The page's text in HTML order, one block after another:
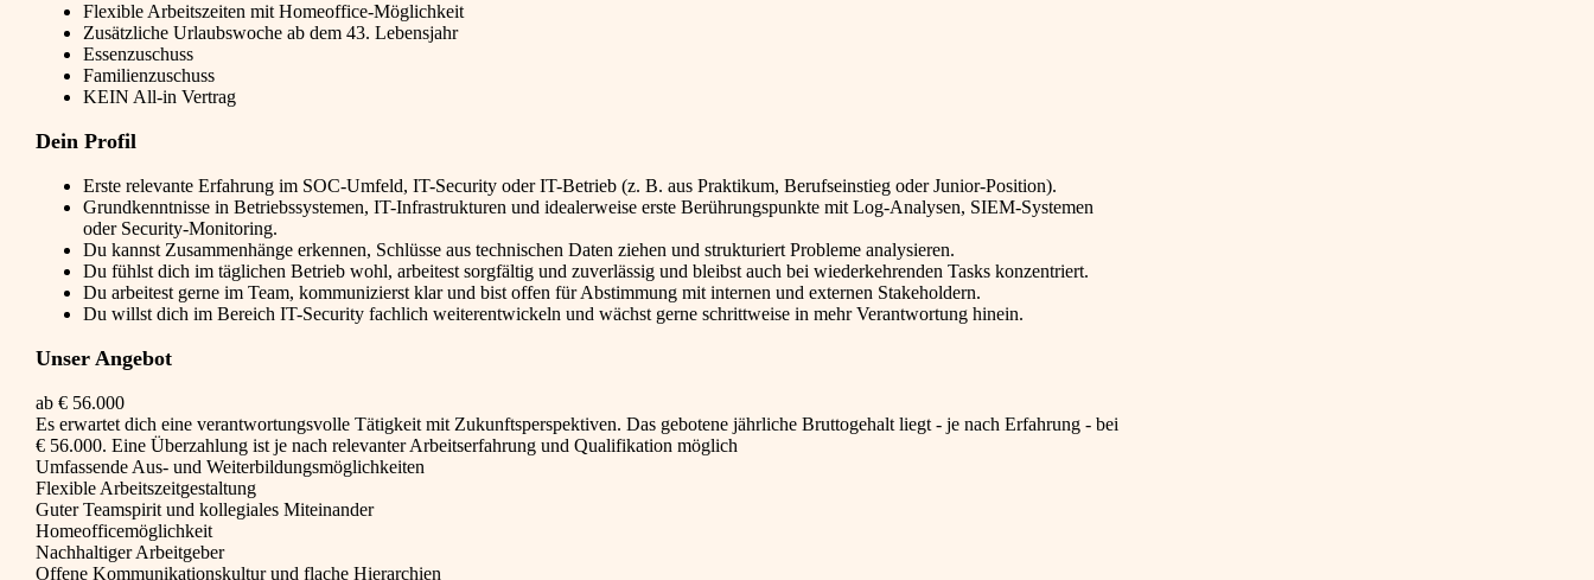
Flexible Arbeitszeiten mit Homeoffice-Möglichkeit
Zusätzliche Urlaubswoche ab dem 43. Lebensjahr
Essenzuschuss
Familienzuschuss
KEIN All-in Vertrag
Dein Profil
Erste relevante Erfahrung im SOC-Umfeld, IT-Security oder IT-Betrieb (z. B. aus Praktikum, Berufseinstieg oder Junior-Position).
Grundkenntnisse in Betriebssystemen, IT-Infrastrukturen und idealerweise erste Berührungspunkte mit Log-Analysen, SIEM-Systemen
oder Security-Monitoring.
Du kannst Zusammenhänge erkennen, Schlüsse aus technischen Daten ziehen und strukturiert Probleme analysieren.
Du fühlst dich im täglichen Betrieb wohl, arbeitest sorgfältig und zuverlässig und bleibst auch bei wiederkehrenden Tasks konzentriert.
Du arbeitest gerne im Team, kommunizierst klar und bist offen für Abstimmung mit internen und externen Stakeholdern.
Du willst dich im Bereich IT-Security fachlich weiterentwickeln und wächst gerne schrittweise in mehr Verantwortung hinein.
Unser Angebot
ab € 56.000
Es erwartet dich eine verantwortungsvolle Tätigkeit mit Zukunftsperspektiven. Das gebotene jährliche Bruttogehalt liegt - je nach Erfahrung - bei
€ 56.000. Eine Überzahlung ist je nach relevanter Arbeitserfahrung und Qualifikation möglich
Umfassende Aus- und Weiterbildungsmöglichkeiten
Flexible Arbeitszeitgestaltung
Guter Teamspirit und kollegiales Miteinander
Homeofficemöglichkeit
Nachhaltiger Arbeitgeber
Offene Kommunikationskultur und flache Hierarchien